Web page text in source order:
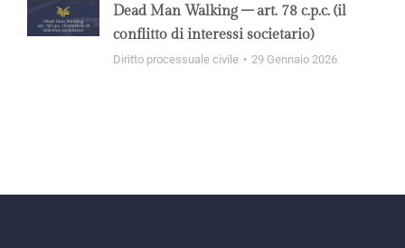
Dead Man Walking – art. 78 c.p.c. (il
conflitto di interessi societario)
Diritto processuale civile 29 Gennaio 2026